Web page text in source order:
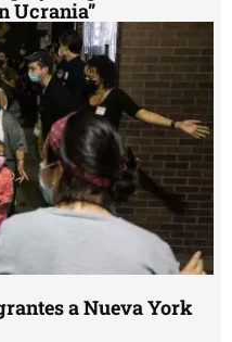
Ucrania”
a Nueva York